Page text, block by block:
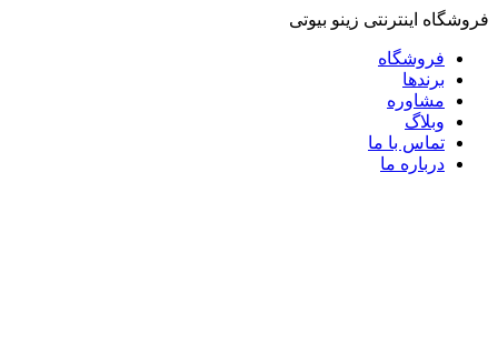
فروشگاه اینترنتی زینو بیوتی
فروشگاه
برندها
مشاوره
وبلاگ
تماس با ما
درباره ما